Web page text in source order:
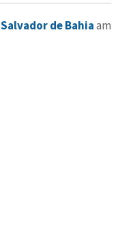
Salvador de Bahiaam